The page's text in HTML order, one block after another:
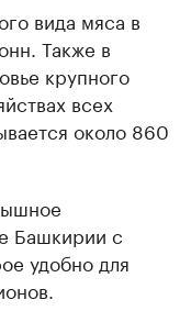
вида мяса в
Также в
крупного
всех
около 860
Башкирии с
удобно для